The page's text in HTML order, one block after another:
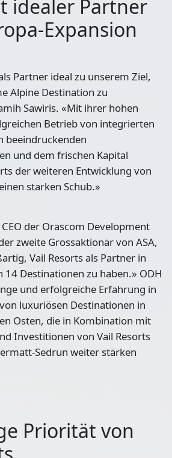
idealer Partner
Expansion
Partner ideal zu unserem Ziel,
Alpine Destination zu
Sawiris. «Mit ihrer hohen
Betrieb von integrierten
beeindruckenden
und dem frischen Kapital
der weiteren Entwicklung von
starken Schub.»
der Orascom Development
zweite Grossaktionär von ASA,
Vail Resorts als Partner in
14 Destinationen zu haben.» ODH
und erfolgreiche Erfahrung in
luxuriösen Destinationen in
Osten, die in Kombination mit
Investitionen von Vail Resorts
Sedrun weiter stärken
Priorität von